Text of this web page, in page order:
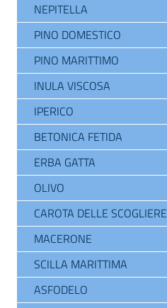
NEPITELLA
PINO DOMESTICO
PINO MARITTIMO
INULA VISCOSA
IPERICO
BETONICA FETIDA
ERBA GATTA
OLIVO
CAROTA DELLE SCOGLIERE
MACERONE
SCILLA MARITTIMA
ASFODELO